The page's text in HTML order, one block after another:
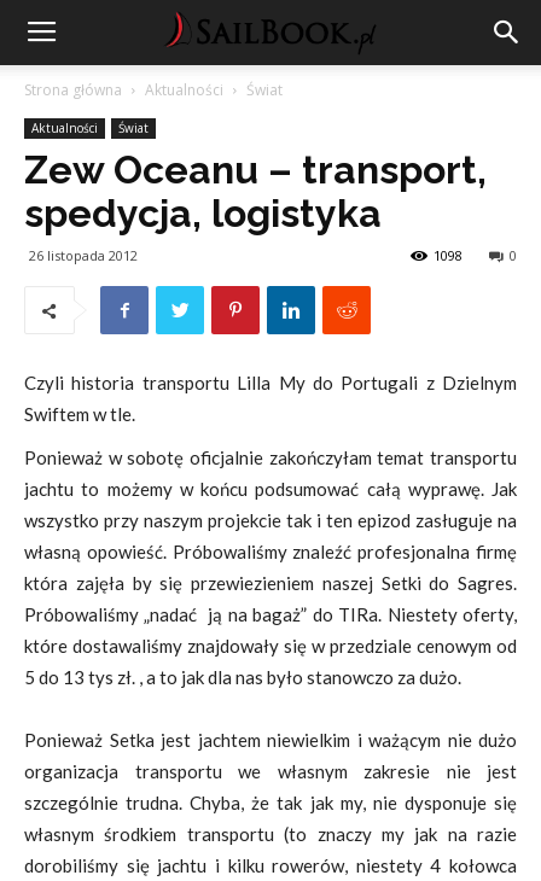
Strona główna Aktualności Świat
Aktualności Świat
Zew Oceanu – transport,
spedycja, logistyka
26 listopada 2012 0
1098
Czyli historia transportu Lilla My do Portugali z Dzielnym
Swiftem w tle.
Ponieważ w sobotę oficjalnie zakończyłam temat transportu
jachtu to możemy w końcu podsumować całą wyprawę. Jak
wszystko przy naszym projekcie tak i ten epizod zasługuje na
własną opowieść. Próbowaliśmy znaleźć profesjonalna firmę
która zajęła by się przewiezieniem naszej Setki do Sagres.
Próbowaliśmy „nadać ją na bagaż” do TIRa. Niestety oferty,
które dostawaliśmy znajdowały się w przedziale cenowym od
5 do 13 tys zł. , a to jak dla nas było stanowczo za dużo.
Ponieważ Setka jest jachtem niewielkim i ważącym nie dużo
organizacja transportu we własnym zakresie nie jest
szczególnie trudna. Chyba, że tak jak my, nie dysponuje się
własnym środkiem transportu (to znaczy my jak na razie
dorobiliśmy się jachtu i kilku rowerów, niestety 4 kołowca